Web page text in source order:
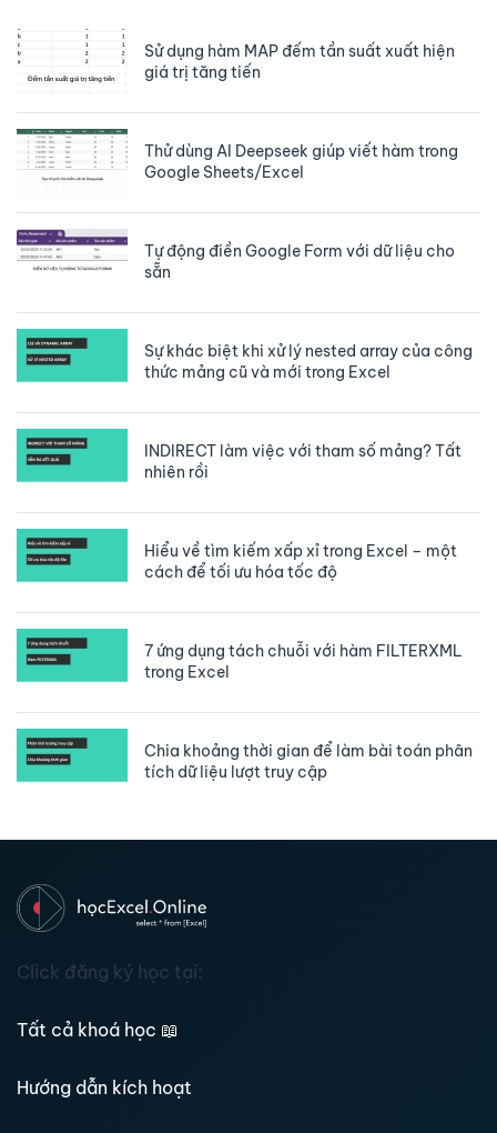
Sử dụng hàm MAP đếm tần suất xuất hiện
giá trị tăng tiến
Thử dùng AI Deepseek giúp viết hàm trong
Google Sheets/Excel
Tự động điền Google Form với dữ liệu cho
sẵn
Sự khác biệt khi xử lý nested array của công
thức mảng cũ và mới trong Excel
INDIRECT làm việc với tham số mảng? Tất
nhiên rồi
Hiểu về tìm kiếm xấp xỉ trong Excel – một
cách để tối ưu hóa tốc độ
7 ứng dụng tách chuỗi với hàm FILTERXML
trong Excel
Chia khoảng thời gian để làm bài toán phân
tích dữ liệu lượt truy cập
Click đăng ký học tại:
Tất cả khoá học 📖
Hướng dẫn kích hoạt